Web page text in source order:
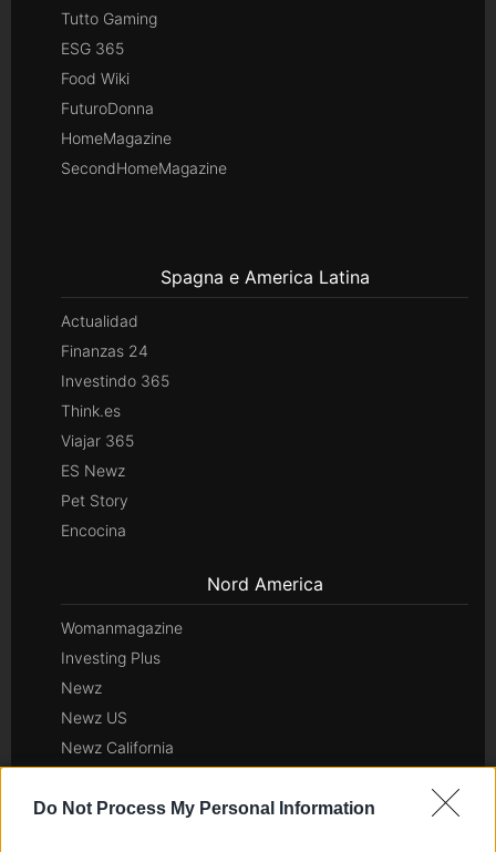
Do Not Process My Personal Information
Tutto Gaming
ESG 365
Food Wiki
FuturoDonna
HomeMagazine
SecondHomeMagazine
Spagna e America Latina
Actualidad
Finanzas 24
Investindo 365
Think.es
Viajar 365
ES Newz
Pet Story
Encocina
Nord America
Womanmagazine
Investing Plus
Newz
Newz US
Newz California
Newz Florida